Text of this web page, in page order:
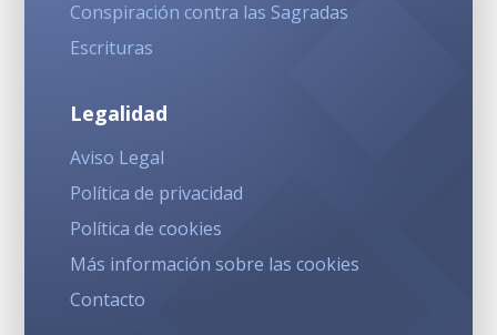
Conspiración contra las Sagradas
Escrituras
Legalidad
Aviso Legal
Política de privacidad
Política de cookies
Más información sobre las cookies
Contacto